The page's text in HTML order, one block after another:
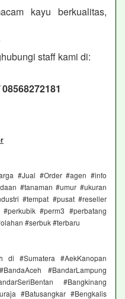
kayu berkualitas,
staff kami di:
#Jual #Order #agen #info
#tanaman #umur #ukuran
#tempat #pusat #reseller
#perm3 #perbatang
#serbuk #terbaru
di #Sumatera #AekKanopan
#BandarLampung
#Bangkinang
#Batusangkar #Bengkalis